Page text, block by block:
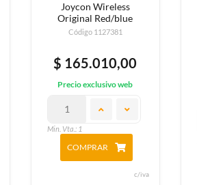
Joycon Wireless
Original Red/blue
Código 1127381
$ 165.010,00
Precio exclusivo web
Min. Vta.: 1
COMPRAR
c/iva